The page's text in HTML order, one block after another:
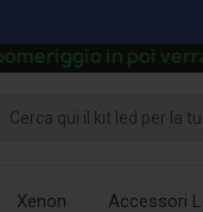
in poi
Xenon Accessori